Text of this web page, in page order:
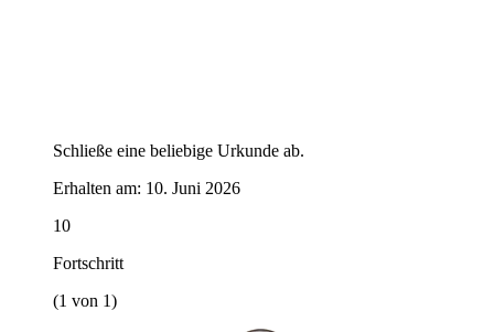
Schließe eine beliebige Urkunde ab.
Erhalten am: 10. Juni 2026
10
Fortschritt
(1 von 1)